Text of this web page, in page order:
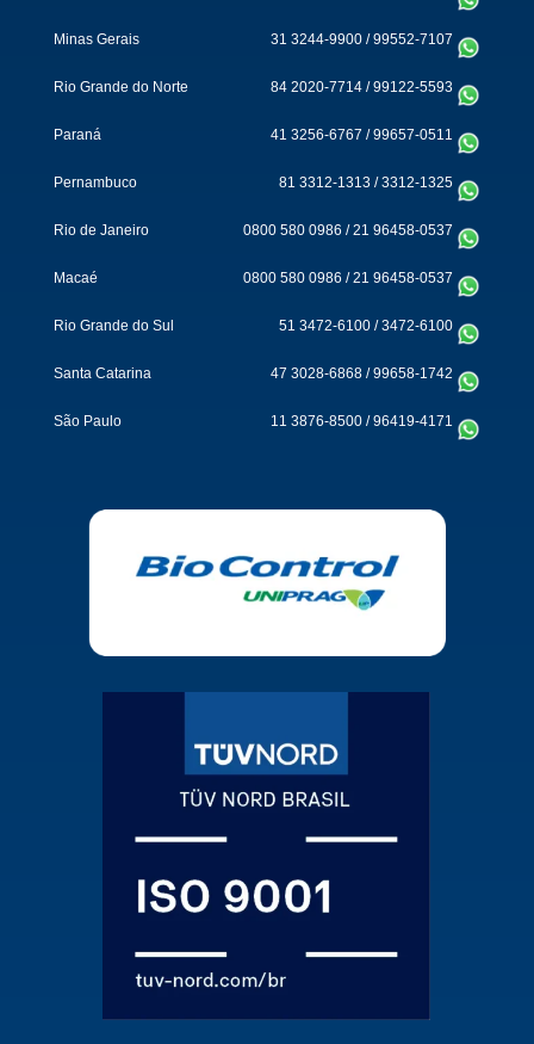
Minas Gerais 31 3244-9900 /99552-7107
Rio Grande do Norte 84 2020-7714 /99122-5593
Paraná 41 3256-6767 /99657-0511
Pernambuco 81 3312-1313 /3312-1325
Rio de Janeiro 0800 580 0986 /21 96458-0537
Macaé 0800 580 0986 /21 96458-0537
Rio Grande do Sul 51 3472-6100 /3472-6100
Santa Catarina 47 3028-6868 /99658-1742
São Paulo 11 3876-8500 /96419-4171